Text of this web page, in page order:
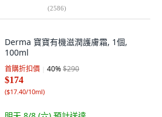
(2586)
Derma 寶寶有機滋潤護膚霜, 1個,
100ml
首購折扣價 40%$290
$174
($17.40/10ml)